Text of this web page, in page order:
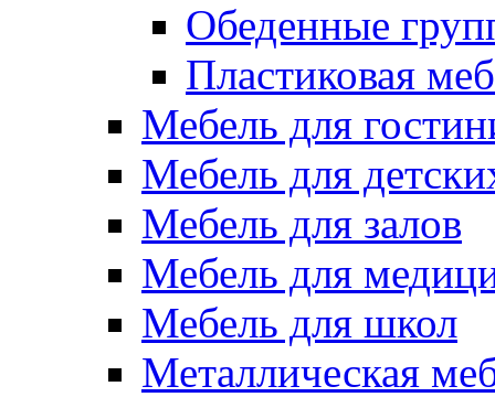
Обеденные
Пластиковая
Мебель для
Мебель для
Мебель для залов
Мебель для
Мебель для школ
Металлическая